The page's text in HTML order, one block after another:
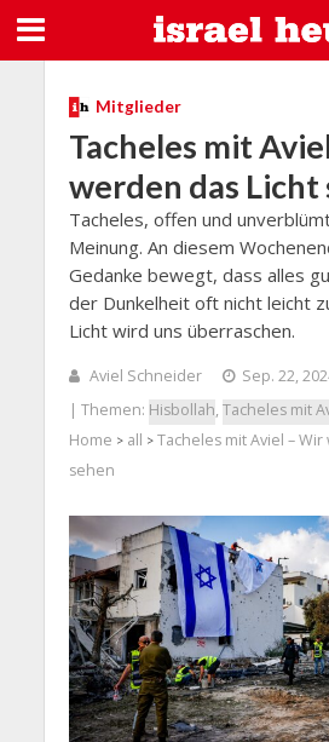
Mitglieder
Tacheles mit
werden das Licht
Tacheles, offen und
Meinung. An diesem
Gedanke bewegt, dass alles
der Dunkelheit oft nicht leicht
Licht wird uns überraschen.
Aviel Schneider
Sep. 22,
| Themen: Hisbollah, Tacheles mit
Home > all > Tacheles mit Aviel –
sehen